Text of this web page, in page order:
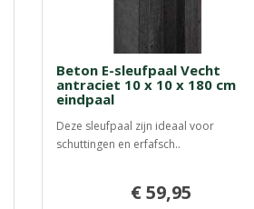
Beton E-sleufpaal Vecht
antraciet 10 x 10 x 180 cm
eindpaal
Deze sleufpaal zijn ideaal voor
schuttingen en erfafsch..
€ 59,95